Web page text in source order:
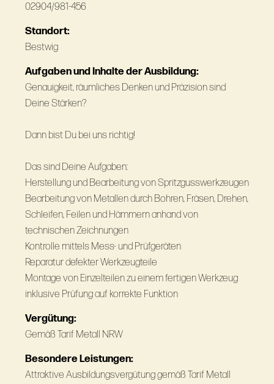
02904/981-456
Standort:
Bestwig
Aufgaben und Inhalte der Ausbildung:
Genauigkeit, räumliches Denken und Präzision sind
Deine Stärken?
Dann bist Du bei uns richtig!
Das sind Deine Aufgaben:
Herstellung und Bearbeitung von Spritzgusswerkzeugen
Bearbeitung von Metallen durch Bohren, Fräsen, Drehen,
Schleifen, Feilen und Hämmern anhand von
technischen Zeichnungen
Kontrolle mittels Mess- und Prüfgeräten
Reparatur defekter Werkzeugteile
Montage von Einzelteilen zu einem fertigen Werkzeug
inklusive Prüfung auf korrekte Funktion
Vergütung:
Gemäß Tarif Metall NRW
Besondere Leistungen:
Attraktive Ausbildungsvergütung gemäß Tarif Metall